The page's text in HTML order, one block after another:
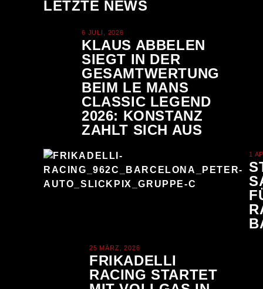
LETZTE NEWS
6 JULI, 2026
KLAUS ABBELEN
SIEGT IN DER
GESAMTWERTUNG
BEIM LE MANS
CLASSIC LEGEND
2026: KONSTANZ
ZAHLT SICH AUS
1
25 MÄRZ, 2026
FRIKADELLI
RACING STARTET